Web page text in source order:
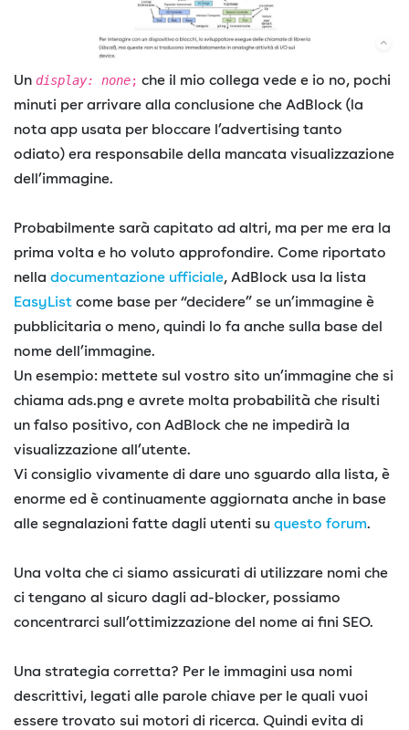
Un display: none; che il mio collega vede e io no, pochi
minuti per arrivare alla conclusione che AdBlock (la
nota app usata per bloccare l’advertising tanto
odiato) era responsabile della mancata visualizzazione
dell’immagine.
Probabilmente sarà capitato ad altri, ma per me era la
prima volta e ho voluto approfondire. Come riportato
nella documentazione ufficiale, AdBlock usa la lista
EasyList come base per “decidere” se un’immagine è
pubblicitaria o meno, quindi lo fa anche sulla base del
nome dell’immagine.
Un esempio: mettete sul vostro sito un’immagine che si
chiama ads.png e avrete molta probabilità che risulti
un falso positivo, con AdBlock che ne impedirà la
visualizzazione all’utente.
Vi consiglio vivamente di dare uno sguardo alla lista, è
enorme ed è continuamente aggiornata anche in base
alle segnalazioni fatte dagli utenti su questo forum.
Una volta che ci siamo assicurati di utilizzare nomi che
ci tengano al sicuro dagli ad-blocker, possiamo
concentrarci sull’ottimizzazione del nome ai fini SEO.
Una strategia corretta? Per le immagini usa nomi
descrittivi, legati alle parole chiave per le quali vuoi
essere trovato sui motori di ricerca. Quindi evita di